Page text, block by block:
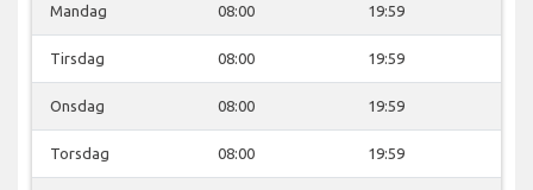
Mandag 08:00 19:59
Tirsdag 08:00 19:59
Onsdag 08:00 19:59
Torsdag 08:00 19:59